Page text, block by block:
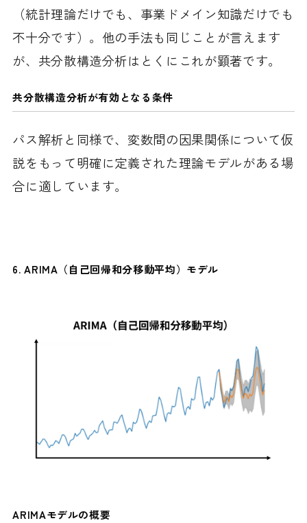
（統計理論だけでも、事業ドメイン知識だけでも
不十分です）。他の手法も同じことが言えます
が、共分散構造分析はとくにこれが顕著です。
共分散構造分析が有効となる条件
パス解析と同様で、変数間の因果関係について仮
説をもって明確に定義された理論モデルがある場
合に適しています。
6.ARIMA（自己回帰和分移動平均）モデル
ARIMAモデルの概要